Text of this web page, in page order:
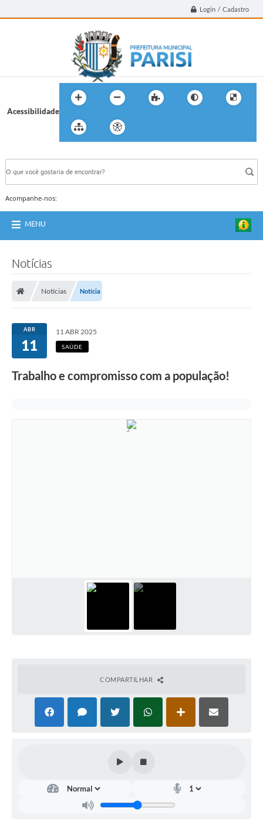
Login / Cadastro
Acessibilidade
Acompanhe-nos:
MENU
Notícias
Notícias Notícia
ABR
11
11 ABR 2025
SAÚDE
Trabalho e compromisso com a população!
COMPARTILHAR